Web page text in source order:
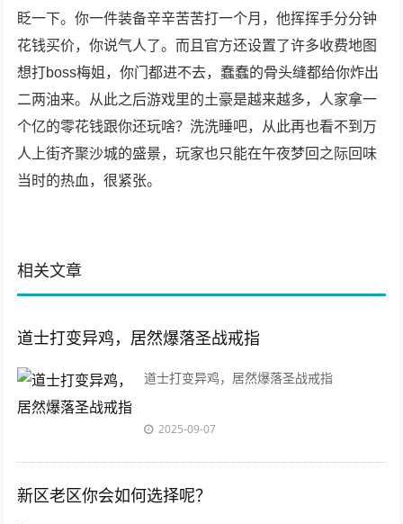
眨一下。你一件装备辛辛苦苦打一个月，他挥挥手分分钟
花钱买价，你说气人了。而且官方还设置了许多收费地图
想打boss梅姐，你门都进不去，蠢蠢的骨头缝都给你炸出
二两油来。从此之后游戏里的土豪是越来越多，人家拿一
个亿的零花钱跟你还玩啥？洗洗睡吧，从此再也看不到万
人上街齐聚沙城的盛景，玩家也只能在午夜梦回之际回味
当时的热血，很紧张。
相关文章
道士打变异鸡，居然爆落圣战戒指
道士打变异鸡，居然爆落圣战戒指
2025-09-07
新区老区你会如何选择呢？